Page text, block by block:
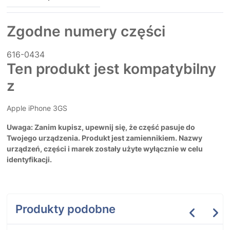
Zgodne numery części
616-0434
Ten produkt jest kompatybilny
z
Apple iPhone 3GS
Uwaga: Zanim kupisz, upewnij się, że część pasuje do
Twojego urządzenia. Produkt jest zamiennikiem. Nazwy
urządzeń, części i marek zostały użyte wyłącznie w celu
identyfikacji.
Produkty podobne